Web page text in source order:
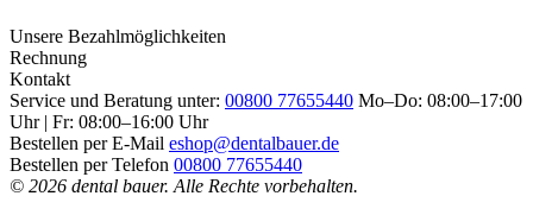
Unsere Bezahlmöglichkeiten
Rechnung
Kontakt
Service und Beratung unter: 00800 77655440 Mo–Do: 08:00–17:00
Uhr | Fr: 08:00–16:00 Uhr
Bestellen per E-Mail eshop@dentalbauer.de
Bestellen per Telefon 00800 77655440
© 2026 dental bauer. Alle Rechte vorbehalten.